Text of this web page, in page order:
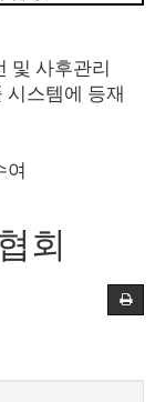
및 사후관리
시스템에 등재
여
회